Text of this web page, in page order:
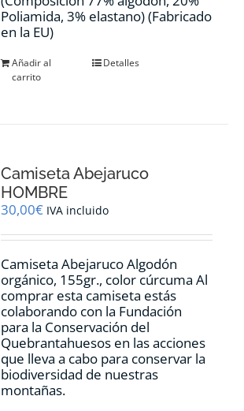
Poliamida, 3% elastano) (Fabricado
en la EU)
Añadir al
carrito
Detalles
Camiseta Abejaruco
HOMBRE
30,00€ IVA incluido
Camiseta Abejaruco Algodón
orgánico, 155gr., color cúrcuma Al
comprar esta camiseta estás
colaborando con la Fundación
para la Conservación del
Quebrantahuesos en las acciones
que lleva a cabo para conservar la
biodiversidad de nuestras
montañas.